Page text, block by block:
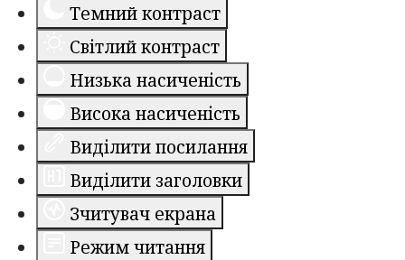
Темний контраст
Світлий контраст
Низька насиченість
Висока насиченість
Виділити посилання
Виділити заголовки
Зчитувач екрана
Режим читання